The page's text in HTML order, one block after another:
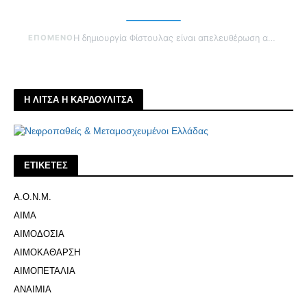
ΕΠΟΜΕΝΟ Η δημιουργία Φίστουλας είναι απελευθέρωση από τον Καθετήρα
Η ΛΙΤΣΑ Η ΚΑΡΔΟΥΛΙΤΣΑ
ΕΤΙΚΕΤΕΣ
Α.Ο.Ν.Μ.
ΑΙΜΑ
ΑΙΜΟΔΟΣΙΑ
ΑΙΜΟΚΑΘΑΡΣΗ
ΑΙΜΟΠΕΤΑΛΙΑ
ΑΝΑΙΜΙΑ